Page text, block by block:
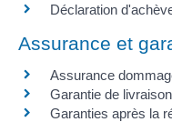
Déclaration
Assurance et
Assurance
Garantie de livraison
Garanties après la